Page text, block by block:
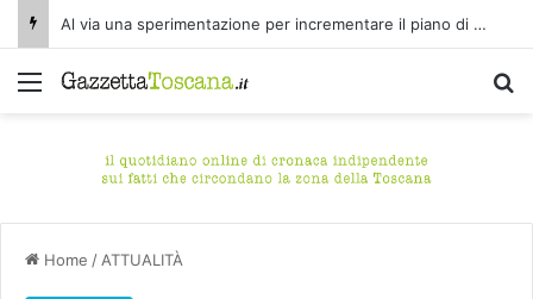
Al via una sperimentazione per incrementare il piano di spazzamento del centro storico di Fucecchio
Menu
Home / ATTUALITÀ